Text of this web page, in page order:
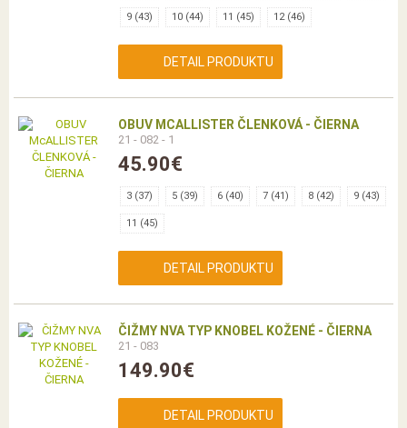
9 (43) 10 (44) 11 (45) 12 (46)
DETAIL PRODUKTU
OBUV MCALLISTER ČLENKOVÁ - ČIERNA
21 - 082 - 1
45.90€
3 (37) 5 (39) 6 (40) 7 (41) 8 (42) 9 (43)
11 (45)
DETAIL PRODUKTU
ČIŽMY NVA TYP KNOBEL KOŽENÉ - ČIERNA
21 - 083
149.90€
DETAIL PRODUKTU